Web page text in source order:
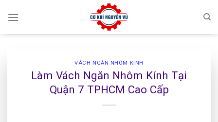
VÁCH NGĂN NHÔM KÍNH
Làm Vách Ngăn Nhôm Kính Tại
Quận 7 TPHCM Cao Cấp